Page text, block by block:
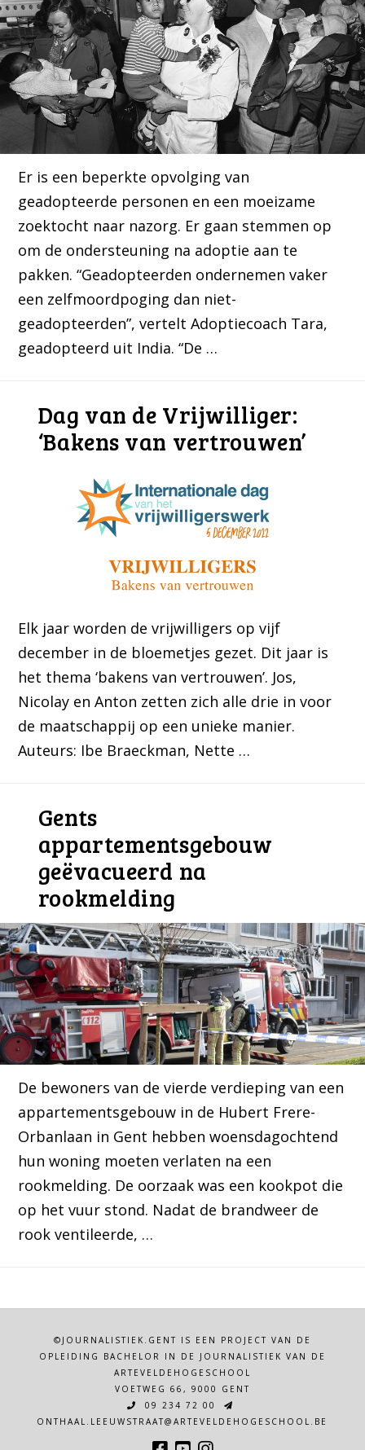
Er is een beperkte opvolging van
geadopteerde personen en een moeizame
zoektocht naar nazorg. Er gaan stemmen op
om de ondersteuning na adoptie aan te
pakken. “Geadopteerden ondernemen vaker
een zelfmoordpoging dan niet-
geadopteerden”, vertelt Adoptiecoach Tara,
geadopteerd uit India. “De …
Dag van de Vrijwilliger:
‘Bakens van vertrouwen’
Elk jaar worden de vrijwilligers op vijf
december in de bloemetjes gezet. Dit jaar is
het thema ‘bakens van vertrouwen’. Jos,
Nicolay en Anton zetten zich alle drie in voor
de maatschappij op een unieke manier.
Auteurs: Ibe Braeckman, Nette …
Gents
appartementsgebouw
geëvacueerd na
rookmelding
De bewoners van de vierde verdieping van een
appartementsgebouw in de Hubert Frere-
Orbanlaan in Gent hebben woensdagochtend
hun woning moeten verlaten na een
rookmelding. De oorzaak was een kookpot die
op het vuur stond. Nadat de brandweer de
rook ventileerde, …
©JOURNALISTIEK.GENT IS EEN PROJECT VAN DE
OPLEIDING BACHELOR IN DE JOURNALISTIEK VAN DE
ARTEVELDEHOGESCHOOL
VOETWEG 66, 9000 GENT
09 234 72 00
ONTHAAL.LEEUWSTRAAT@ARTEVELDEHOGESCHOOL.BE